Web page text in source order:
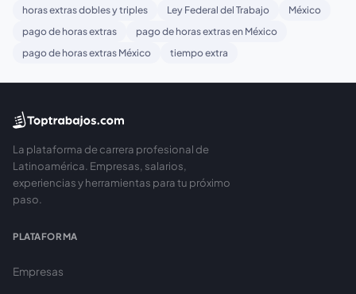
horas extras dobles y triples
Ley Federal del Trabajo
México
pago de horas extras
pago de horas extras en México
pago de horas extras México
tiempo extra
La plataforma de carrera profesional de
Latinoamérica. Empresas, salarios,
experiencias y herramientas para tu próximo
paso.
PLATAFORMA
Empresas